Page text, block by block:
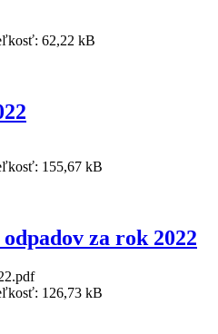
62,22 kB
155,67 kB
za rok 2022
126,73 kB